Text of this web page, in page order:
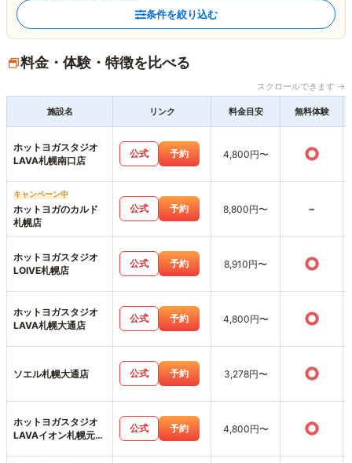
条件を絞り込む
料金・体験・特徴を比べる
スクロールできます →
施設名 リンク 料金目安 無料体験
ホットヨガスタジオ
LAVA札幌南口店
公式 予約 4,800円〜 ○
キャンペーン中
ホットヨガのカルド
札幌店
公式 予約 8,800円〜 -
ホットヨガスタジオ
LOIVE札幌店
公式 予約 8,910円〜 ○
ホットヨガスタジオ
LAVA札幌大通店
公式 予約 4,800円〜 ○
ソエル札幌大通店 公式 予約 3,278円〜 ○
ホットヨガスタジオ
LAVAイオン札幌元町
公式 予約 4,800円〜 ○